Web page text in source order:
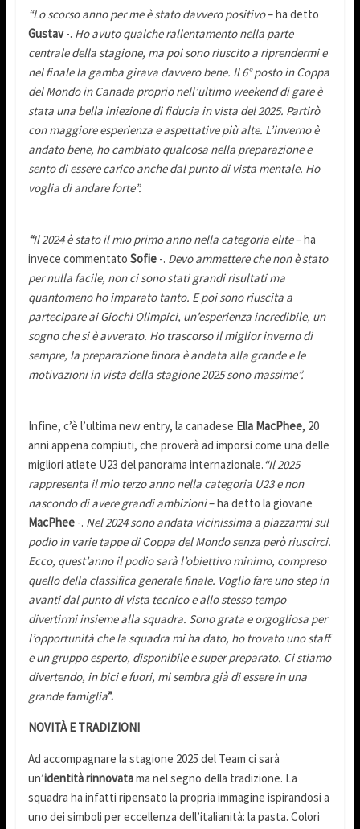
“Lo scorso anno per me è stato davvero positivo– ha detto
Gustav-. Ho avuto qualche rallentamento nella parte
centrale della stagione, ma poi sono riuscito a riprendermi e
nel finale la gamba girava davvero bene. Il 6° posto in Coppa
del Mondo in Canada proprio nell’ultimo weekend di gare è
stata una bella iniezione di fiducia in vista del 2025. Partirò
con maggiore esperienza e aspettative più alte. L’inverno è
andato bene, ho cambiato qualcosa nella preparazione e
sento di essere carico anche dal punto di vista mentale. Ho
voglia di andare forte”.
“Il 2024 è stato il mio primo anno nella categoria elite– ha
invece commentato Sofie-. Devo ammettere che non è stato
per nulla facile, non ci sono stati grandi risultati ma
quantomeno ho imparato tanto. E poi sono riuscita a
partecipare ai Giochi Olimpici, un’esperienza incredibile, un
sogno che si è avverato. Ho trascorso il miglior inverno di
sempre, la preparazione finora è andata alla grande e le
motivazioni in vista della stagione 2025 sono massime”.
Infine, c’è l’ultima new entry, la canadese Ella MacPhee, 20
anni appena compiuti, che proverà ad imporsi come una delle
migliori atlete U23 del panorama internazionale.“Il 2025
rappresenta il mio terzo anno nella categoria U23 e non
nascondo di avere grandi ambizioni– ha detto la giovane
MacPhee-. Nel 2024 sono andata vicinissima a piazzarmi sul
podio in varie tappe di Coppa del Mondo senza però riuscirci.
Ecco, quest’anno il podio sarà l’obiettivo minimo, compreso
quello della classifica generale finale. Voglio fare uno step in
avanti dal punto di vista tecnico e allo stesso tempo
divertirmi insieme alla squadra. Sono grata e orgogliosa per
l’opportunità che la squadra mi ha dato, ho trovato uno staff
e un gruppo esperto, disponibile e super preparato. Ci stiamo
divertendo, in bici e fuori, mi sembra già di essere in una
grande famiglia”.
NOVITÀ E TRADIZIONI
Ad accompagnare la stagione 2025 del Team ci sarà
un’identità rinnovatama nel segno della tradizione. La
squadra ha infatti ripensato la propria immagine ispirandosi a
uno dei simboli per eccellenza dell’italianità: la pasta. Colori